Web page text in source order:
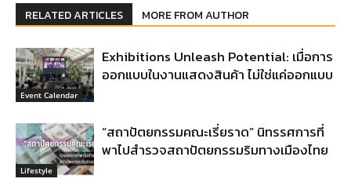
RELATED ARTICLES MORE FROM AUTHOR
Event Calendar
Exhibitions Unleash Potential: เมื่อการ
ออกแบบในงานแสดงสินค้า ไม่ใช่แค่ออกแบบ
Lifestyle
“สถาปัตยกรรมคณะเรี่ยราด” นิทรรศการที่
พาไปสำรวจสถาปัตยกรรมริมทางเมืองไทย